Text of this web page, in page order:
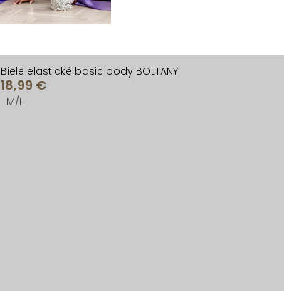
Biele elastické basic body BOLTANY
18,99 €
M/L